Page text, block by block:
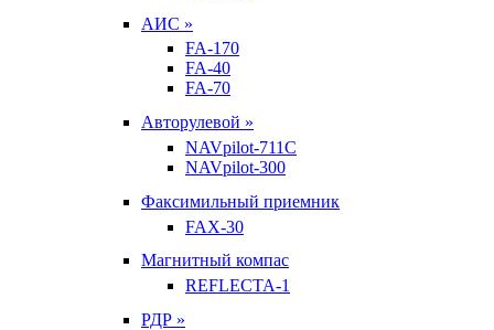
АИС »
FA-170
FA-40
FA-70
Авторулевой »
NAVpilot-711С
NAVpilot-300
Факсимильный приемник
FAX-30
Магнитный компас
REFLECTA-1
РДР »